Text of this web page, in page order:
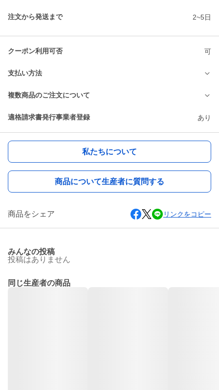
注文から発送まで 2~5日
クーポン利用可否 可
支払い方法
複数商品のご注文について
適格請求書発行事業者登録 あり
私たちについて
商品について生産者に質問する
商品をシェア リンクをコピー
みんなの投稿
投稿はありません
同じ生産者の商品